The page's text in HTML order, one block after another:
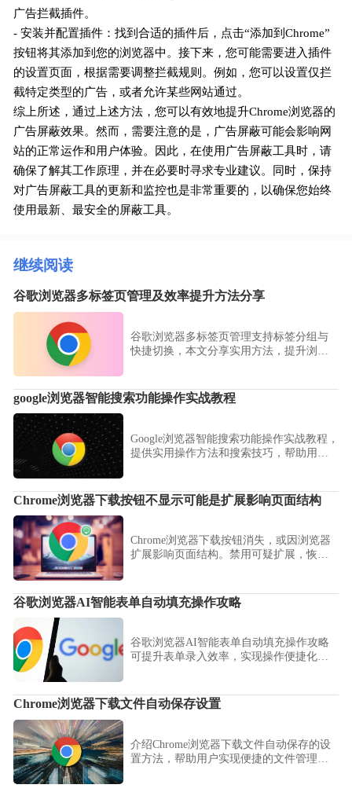
广告拦截插件。
- 安装并配置插件：找到合适的插件后，点击“添加到Chrome”
按钮将其添加到您的浏览器中。接下来，您可能需要进入插件
的设置页面，根据需要调整拦截规则。例如，您可以设置仅拦
截特定类型的广告，或者允许某些网站通过。
综上所述，通过上述方法，您可以有效地提升Chrome浏览器的
广告屏蔽效果。然而，需要注意的是，广告屏蔽可能会影响网
站的正常运作和用户体验。因此，在使用广告屏蔽工具时，请
确保了解其工作原理，并在必要时寻求专业建议。同时，保持
对广告屏蔽工具的更新和监控也是非常重要的，以确保您始终
使用最新、最安全的屏蔽工具。
继续阅读
谷歌浏览器多标签页管理及效率提升方法分享
谷歌浏览器多标签页管理支持标签分组与
快捷切换，本文分享实用方法，提升浏览
google浏览器智能搜索功能操作实战教程
Google浏览器智能搜索功能操作实战教程，
提供实用操作方法和搜索技巧，帮助用户
Chrome浏览器下载按钮不显示可能是扩展影响页面结构
Chrome浏览器下载按钮消失，或因浏览器
扩展影响页面结构。禁用可疑扩展，恢复
谷歌浏览器AI智能表单自动填充操作攻略
谷歌浏览器AI智能表单自动填充操作攻略
可提升表单录入效率，实现操作便捷化和
Chrome浏览器下载文件自动保存设置
介绍Chrome浏览器下载文件自动保存的设
置方法，帮助用户实现便捷的文件管理和